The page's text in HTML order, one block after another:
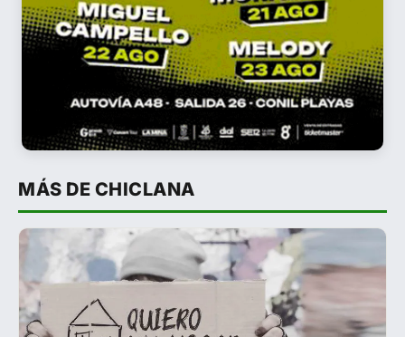
MÁS DE CHICLANA